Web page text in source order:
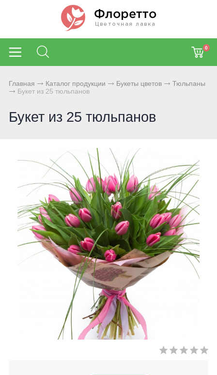
0
Главная Каталог продукции Букеты цветов
Тюльпаны
Букет из 25 тюльпанов
Букет из 25 тюльпанов